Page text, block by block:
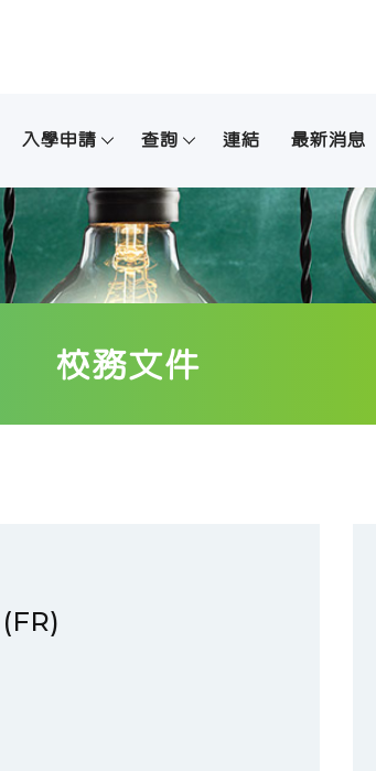
入學申請 查詢 連結 最新消息
校務文件